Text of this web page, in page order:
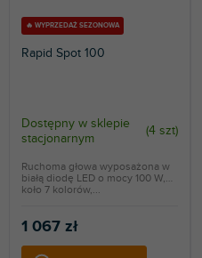
🔥 WYPRZEDAŻ SEZONOWA
Rapid Spot 100
Dostępny w sklepie
stacjonarnym
(4 szt)
1 067 zł
Ruchoma głowa wyposażona w
białą diodę LED o mocy 100 W,
koło 7 kolorów,...